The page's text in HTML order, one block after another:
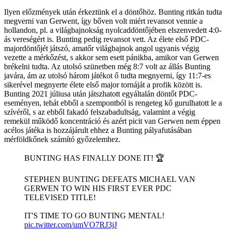
Ilyen előzmények után érkeztünk el a döntőhöz. Bunting ritkán tudta
megverni van Gerwent, így bőven volt miért revansot vennie a
hollandon, pl. a világbajnokság nyolcaddöntőjében elszenvedett 4:0-
ás vereségért is. Bunting pedig revansot vett. Az élete első PDC-
majordöntőjét játszó, amatőr világbajnok angol ugyanis végig
vezette a mérkőzést, s akkor sem esett pánikba, amikor van Gerwen
brékelni tudta. Az utolsó szünetben még 8:7 volt az állás Bunting
javára, ám az utolsó három játékot ő tudta megnyerni, így 11:7-es
sikerével megnyerte élete első major tornáját a profik között is.
Bunting 2021 júliusa után játszhatott egyáltalán döntőt PDC-
eseményen, tehát ebből a szempontból is rengeteg kő gurulhatott le a
szívéről, s az ebből fakadó felszabadultság, valamint a végig
remekül működő koncentráció és azért picit van Gerwen nem éppen
acélos játéka is hozzájárult ehhez a Bunting pályafutásában
mérföldkőnek számító győzelemhez.
BUNTING HAS FINALLY DONE IT! 🏆
STEPHEN BUNTING DEFEATS MICHAEL VAN
GERWEN TO WIN HIS FIRST EVER PDC
TELEVISED TITLE!
IT'S TIME TO GO BUNTING MENTAL!
pic.twitter.com/umVO7RJ3jJ